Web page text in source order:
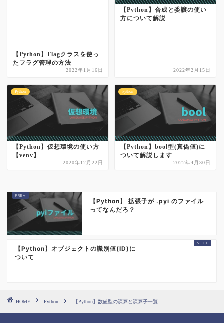
【Python】Flagクラスを使っ
たフラグ管理の方法
2022年1月16日
【Python】合成と委譲の使い
方について解説
2022年2月15日
Python
【Python】仮想環境の使い方
【venv】
2020年12月22日
Python
【Python】bool型(真偽値)に
ついて解説します
2022年4月30日
【Python】 拡張子が .pyi のファイル
ってなんだろ？
【Python】オブジェクトの識別値(ID)に
ついて
HOME Python 【Python】数値型の演算と演算子一覧